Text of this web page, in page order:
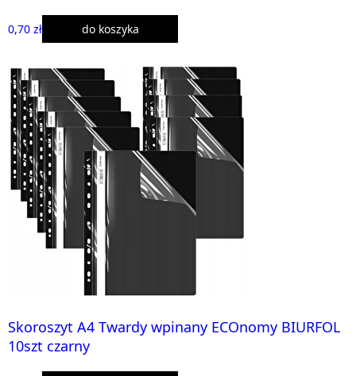
0,70 zł do koszyka
Skoroszyt A4 Twardy wpinany ECOnomy BIURFOL
10szt czarny